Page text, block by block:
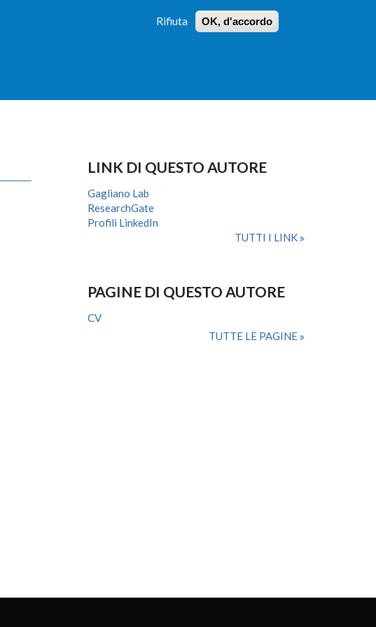
Rifiuta OK, d'accordo
RICERCA
LINK DI QUESTO AUTORE
Gagliano Lab
ResearchGate
Profili LinkedIn
TUTTI I LINK
PAGINE DI QUESTO AUTORE
CV
TUTTE LE PAGINE